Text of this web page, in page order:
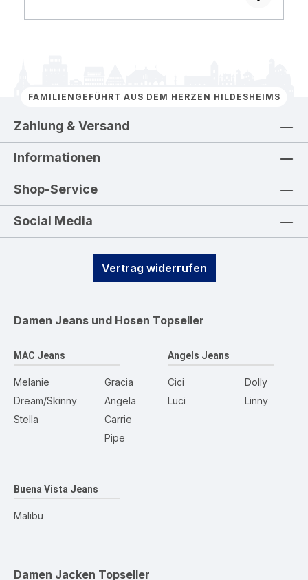
FAMILIENGEFÜHRT AUS DEM HERZEN HILDESHEIMS
Zahlung & Versand
Informationen
Shop-Service
Social Media
Vertrag widerrufen
Damen Jeans und Hosen Topseller
MAC Jeans
Melanie
Dream/Skinny
Stella
Gracia
Angela
Carrie
Pipe
Angels Jeans
Cici
Luci
Dolly
Linny
Buena Vista Jeans
Malibu
Damen Jacken Topseller